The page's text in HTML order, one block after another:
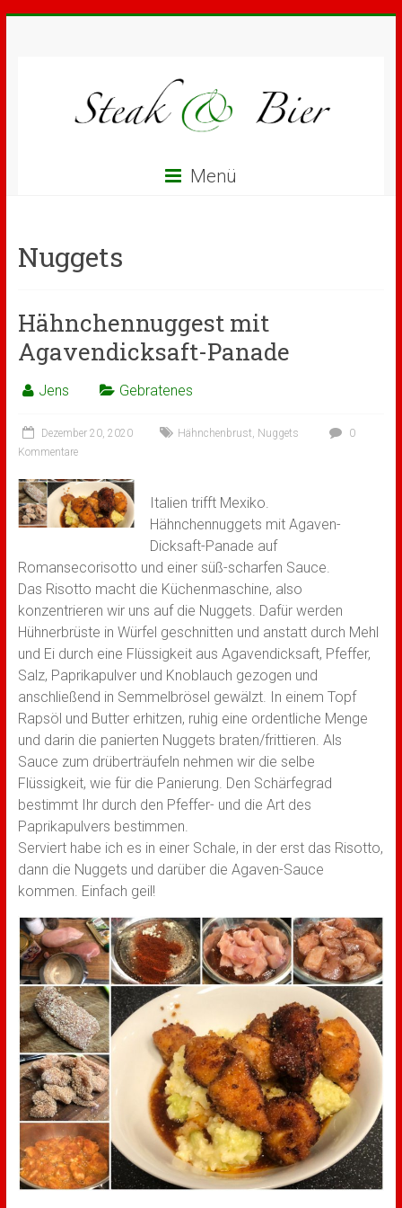
Menü
Nuggets
Hähnchennuggest mit
Agavendicksaft-Panade
Jens Gebratenes
Dezember 20, 2020 Hähnchenbrust Nuggets
0
Kommentare
Italien trifft Mexiko.
Hähnchennuggets mit Agaven-
Dicksaft-Panade auf
Romansecorisotto und einer süß-scharfen Sauce.
Das Risotto macht die Küchenmaschine, also
konzentrieren wir uns auf die Nuggets. Dafür werden
Hühnerbrüste in Würfel geschnitten und anstatt durch Mehl
und Ei durch eine Flüssigkeit aus Agavendicksaft, Pfeffer,
Salz, Paprikapulver und Knoblauch gezogen und
anschließend in Semmelbrösel gewälzt. In einem Topf
Rapsöl und Butter erhitzen, ruhig eine ordentliche Menge
und darin die panierten Nuggets braten/frittieren. Als
Sauce zum drüberträufeln nehmen wir die selbe
Flüssigkeit, wie für die Panierung. Den Schärfegrad
bestimmt Ihr durch den Pfeffer- und die Art des
Paprikapulvers bestimmen.
Serviert habe ich es in einer Schale, in der erst das Risotto,
dann die Nuggets und darüber die Agaven-Sauce
kommen. Einfach geil!